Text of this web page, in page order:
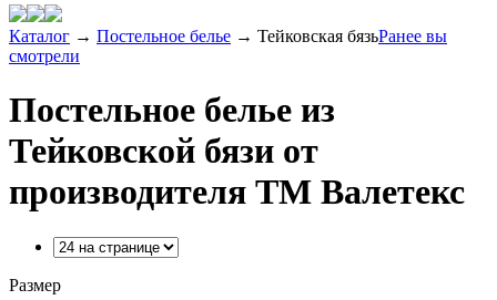
Каталог → Постельное белье → Тейковская бязьРанее вы
смотрели
Постельное белье из
Тейковской бязи от
производителя ТМ Валетекс
Размер